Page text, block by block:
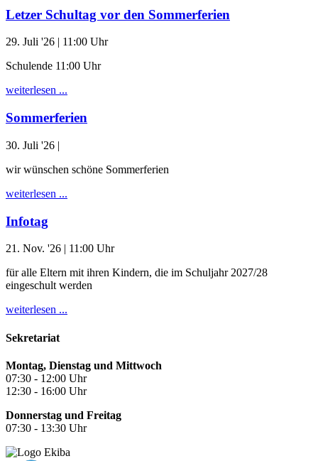
Letzer Schultag vor den Sommerferien
29. Juli '26 | 11:00 Uhr
Schulende 11:00 Uhr
weiterlesen ...
Sommerferien
30. Juli '26 |
wir wünschen schöne Sommerferien
weiterlesen ...
Infotag
21. Nov. '26 | 11:00 Uhr
für alle Eltern mit ihren Kindern, die im Schuljahr 2027/28
eingeschult werden
weiterlesen ...
Sekretariat
Montag, Dienstag und Mittwoch
07:30 - 12:00 Uhr
12:30 - 16:00 Uhr
Donnerstag und Freitag
07:30 - 13:30 Uhr